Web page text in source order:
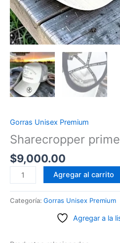
Gorras Unisex Premium
Sharecropper
$9,000.00
Sharecropper
primera
Agregar al carrito
Categoría: Gorras Unisex Premium
Agregar a la